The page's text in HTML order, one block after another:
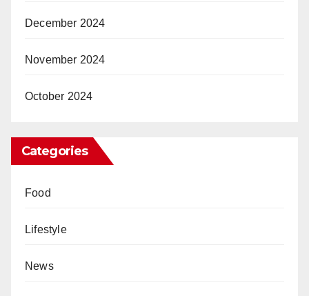
December 2024
November 2024
October 2024
Categories
Food
Lifestyle
News